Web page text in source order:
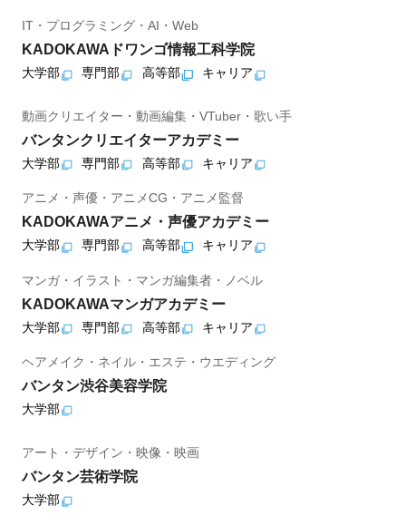
IT・プログラミング・AI・Web
KADOKAWAドワンゴ情報工科学院
大学部 専門部 高等部 キャリア
動画クリエイター・動画編集・VTuber・歌い手
バンタンクリエイターアカデミー
大学部 専門部 高等部 キャリア
アニメ・声優・アニメCG・アニメ監督
KADOKAWAアニメ・声優アカデミー
大学部 専門部 高等部 キャリア
マンガ・イラスト・マンガ編集者・ノベル
KADOKAWAマンガアカデミー
大学部 専門部 高等部 キャリア
ヘアメイク・ネイル・エステ・ウエディング
バンタン渋谷美容学院
大学部
アート・デザイン・映像・映画
バンタン芸術学院
大学部